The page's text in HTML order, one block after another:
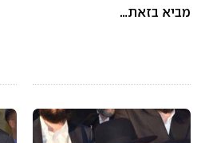
מביא בזאת…